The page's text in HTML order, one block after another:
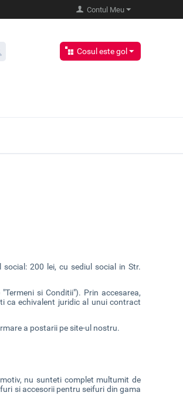
Contul Meu
Cosul este gol
social: 200 lei, cu sediul social in Str.
si Conditii"). Prin accesarea,
ca echivalent juridic al unui contract
a postarii pe site-ul nostru.
nu sunteti complet multumit de
si accesorii pentru seifuri din gama